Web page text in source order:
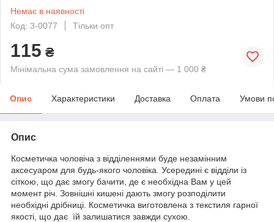
Немає в наявності
Код: 3-0077
Тільки опт
115 ₴
Мінімальна сума замовлення на сайті — 1 000 ₴
Опис Характеристики Доставка Оплата Умови
Опис
Косметичка чоловіча з відділеннями буде незамінним
аксесуаром для будь-якого чоловіка. Усередині є відділи із
сіткою, що дає змогу бачити, де є необхідна Вам у цей
момент річ. Зовнішні кишені дають змогу розподілити
необхідні дрібниці. Косметичка виготовлена з текстиля гарної
якості, що дає їй залишатися завжди сухою.